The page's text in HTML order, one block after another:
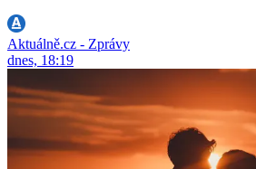
Aktuálně.cz - Zprávy
dnes, 18:19